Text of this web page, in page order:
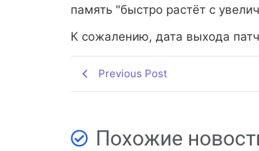
память "быстро растёт с
К сожалению, дата выхода
Previous Post
Похожие